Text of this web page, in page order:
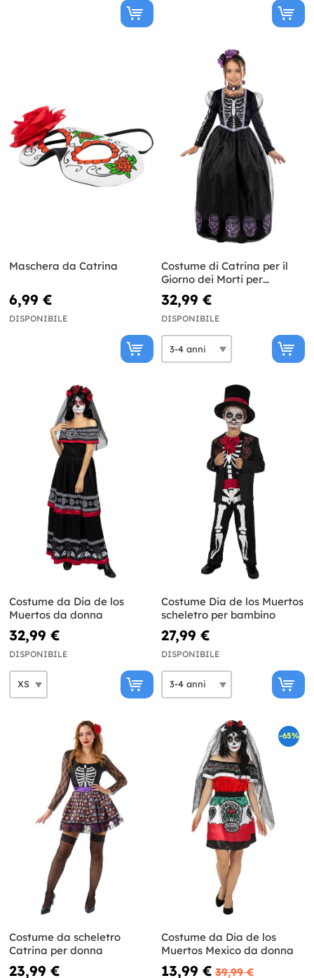
Maschera da Catrina
6,99 €
DISPONIBILE
Costume di Catrina per il
Giorno dei Morti per
bambina
32,99 €
DISPONIBILE
Costume da Dia de los
Muertos da donna
32,99 €
DISPONIBILE
Costume Dia de los Muertos
scheletro per bambino
27,99 €
DISPONIBILE
Costume da scheletro
Catrina per donna
23,99 €
-65%
Costume da Dia de los
Muertos Mexico da donna
13,99 € 39,99 €